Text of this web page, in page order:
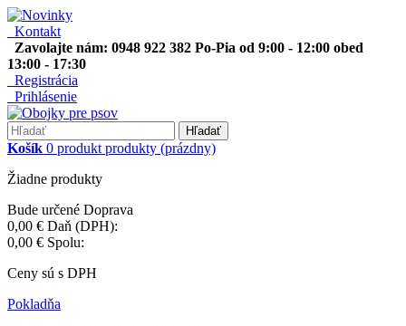
Kontakt
Zavolajte nám: 0948 922 382 Po-Pia od 9:00 - 12:00 obed
13:00 - 17:30
Registrácia
Prihlásenie
Hľadať
Košík 0 produkt produkty (prázdny)
Žiadne produkty
Bude určené Doprava
0,00 € Daň (DPH):
0,00 € Spolu:
Ceny sú s DPH
Pokladňa